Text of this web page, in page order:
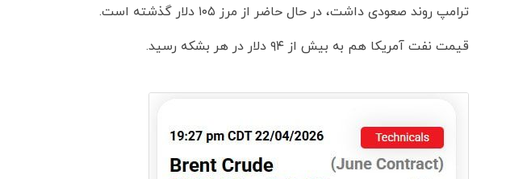
ترامپ روند صعودی داشت، در حال حاضر از مرز ۱۰۵ دلار گذشته است.
قیمت نفت آمریکا هم به بیش از ۹۴ دلار در هر بشکه رسید.